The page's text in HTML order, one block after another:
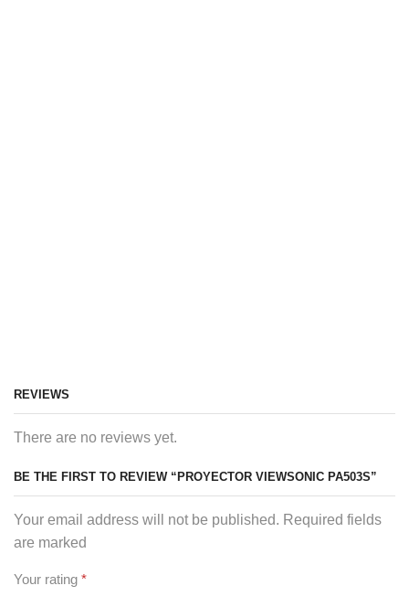
REVIEWS
There are no reviews yet.
BE THE FIRST TO REVIEW “PROYECTOR VIEWSONIC PA503S”
Your email address will not be published. Required fields
are marked
Your rating *